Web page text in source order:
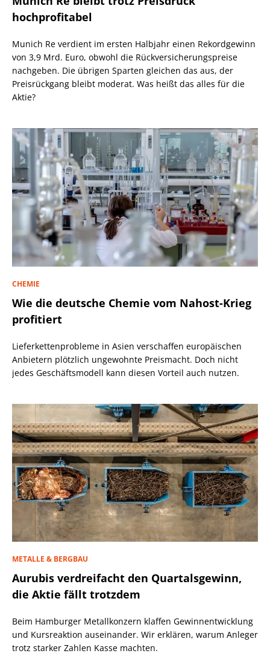
hochprofitabel
Munich Re verdient im ersten Halbjahr einen Rekordgewinn
von 3,9 Mrd. Euro, obwohl die Rückversicherungspreise
nachgeben. Die übrigen Sparten gleichen das aus, der
Preisrückgang bleibt moderat. Was heißt das alles für die
Aktie?
CHEMIE
Wie die deutsche Chemie vom Nahost-Krieg
profitiert
Lieferkettenprobleme in Asien verschaffen europäischen
Anbietern plötzlich ungewohnte Preismacht. Doch nicht
jedes Geschäftsmodell kann diesen Vorteil auch nutzen.
METALLE & BERGBAU
Aurubis verdreifacht den Quartalsgewinn,
die Aktie fällt trotzdem
Beim Hamburger Metallkonzern klaffen Gewinnentwicklung
und Kursreaktion auseinander. Wir erklären, warum Anleger
trotz starker Zahlen Kasse machten.